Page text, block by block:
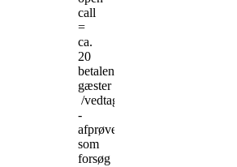
call
=
ca.
20
betalende
gæster
/vedtaget
-
afprøves
som
forsøg